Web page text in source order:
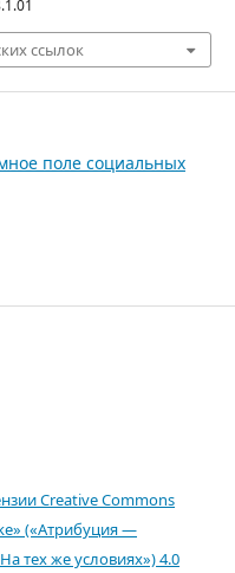
ссылок
поле социальных
Creative Commons
(«Атрибуция —
тех же условиях») 4.0